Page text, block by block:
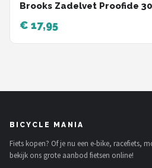
Brooks Zadelvet Proofide
€ 17,95
BICYCLE MANIA
Fiets kopen? Of je nu een e-bike, racefiets,
bekijk ons grote aanbod fietsen online!